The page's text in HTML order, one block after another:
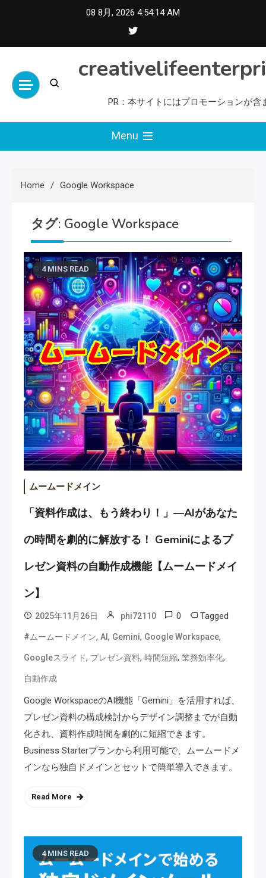
08 8月, 2026 4:54:15 AM
PR：本サイトにはプロモーションが含
Menu
Home Google Workspace
タグ: Google Workspace
4 MINS READ
ムームードメイン
「資料作成は、もう終わり！」—AIがあなた
の時間を劇的に解放する！ Geminiによるプ
レゼン資料の自動作成機能【ムームードメイ
ン】
2025年11月26日 phi72110 0 Tagged
#ムームードメイン, AI , Gemini, Google Workspace,
Googleスライド, プレゼン資料, 時間短縮, 業務効率化,
自動作成
Google WorkspaceのAI機能「Gemini」を活用すれば、
プレゼン資料の構成検討からデザイン調整までが自動
化され、資料作成時間を劇的に短縮できます。
Business Starterプランから利用可能で、ムームードメ
インなら独自ドメインとセットで簡単導入できます。
Read More
4 MINS READ